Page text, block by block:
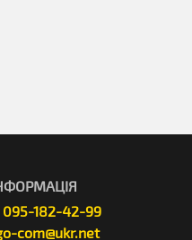
095-182-42-99
com@ukr.net